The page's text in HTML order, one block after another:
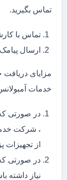
تماس بگیرید.
تماس با
ارسال
مزایای
خدمات
در صورتی
، شرکت
از
در صورتی
نیاز داشته